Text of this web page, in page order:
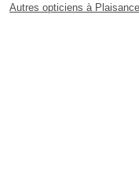
Autres opticiens à